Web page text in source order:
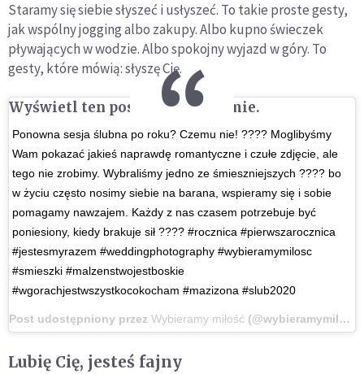
Staramy się siebie słyszeć i usłyszeć. To takie proste gesty,
jak wspólny jogging albo zakupy. Albo kupno świeczek
pływających w wodzie. Albo spokojny wyjazd w góry. To
gesty, które mówią: słyszę Cię.
Wyświetl ten post na Instagramie.
Ponowna sesja ślubna po roku? Czemu nie! ???? Moglibyśmy
Wam pokazać jakieś naprawdę romantyczne i czułe zdjęcie, ale
tego nie zrobimy. Wybraliśmy jedno ze śmieszniejszych ???? bo
w życiu często nosimy siebie na barana, wspieramy się i sobie
pomagamy nawzajem. Każdy z nas czasem potrzebuje być
poniesiony, kiedy brakuje sił ???? #rocznica #pierwszarocznica
#jestesmyrazem #weddingphotography #wybieramymilosc
#smieszki #malzenstwojestboskie
#wgorachjestwszystkocokocham #mazizona #slub2020
Post udostępniony przez Wybieramy miłość (@wybieramymilosc.pl)
Lubię Cię, jesteś fajny